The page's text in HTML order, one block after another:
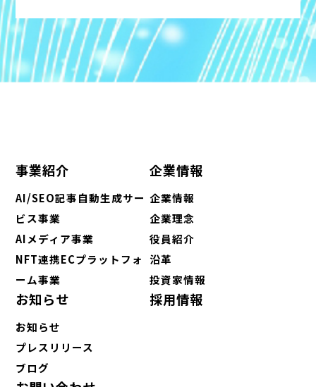
事業紹介
AI/SEO記事自動生成サー
ビス事業
AIメディア事業
NFT連携ECプラットフォ
ーム事業
企業情報
企業情報
企業理念
役員紹介
沿革
投資家情報
お知らせ
お知らせ
プレスリリース
ブログ
採用情報